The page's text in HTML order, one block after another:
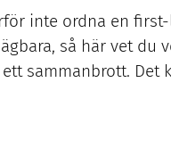
inte ordna en
så här vet du
sammanbrott.